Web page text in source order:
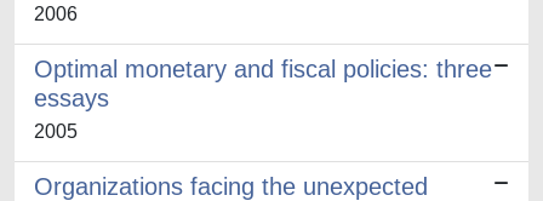
2006
Optimal monetary and fiscal policies: three
essays
2005
Organizations facing the unexpected